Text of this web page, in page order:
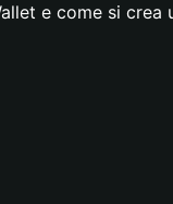
e come si crea